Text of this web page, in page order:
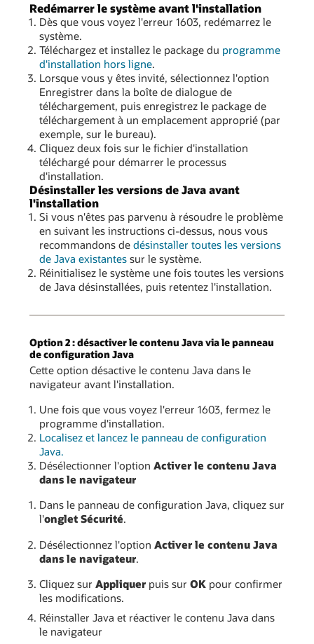
Redémarrer le système avant l'installation
Dès que vous voyez l'erreur 1603, redémarrez le
système.
Téléchargez et installez le package du programme
d'installation hors ligne.
Lorsque vous y êtes invité, sélectionnez l'option
Enregistrer dans la boîte de dialogue de
téléchargement, puis enregistrez le package de
téléchargement à un emplacement approprié (par
exemple, sur le bureau).
Cliquez deux fois sur le fichier d'installation
téléchargé pour démarrer le processus
d'installation.
Désinstaller les versions de Java avant
l'installation
Si vous n'êtes pas parvenu à résoudre le problème
en suivant les instructions ci-dessus, nous vous
recommandons de désinstaller toutes les versions
de Java existantessur le système.
Réinitialisez le système une fois toutes les versions
de Java désinstallées, puis retentez l'installation.
Option 2 : désactiver le contenu Java via le panneau
de configuration Java
Cette option désactive le contenu Java dans le
navigateur avant l'installation.
Une fois que vous voyez l'erreur 1603, fermez le
programme d'installation.
Localisez et lancez le panneau de configuration
Java.
Désélectionner l'option Activer le contenu Java
dans le navigateur
Dans le panneau de configuration Java, cliquez sur
l'onglet Sécurité.
Désélectionnez l'option Activer le contenu Java
dans le navigateur.
Cliquez sur Appliquerpuis sur OK pour confirmer
les modifications.
Réinstaller Java et réactiver le contenu Java dans
le navigateur